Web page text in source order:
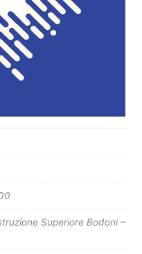
Superiore Bodoni –